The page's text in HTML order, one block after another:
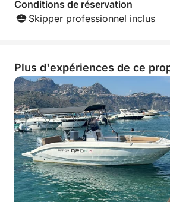
Conditions de réservation
Skipper professionnel inclus
Plus d'expériences de ce